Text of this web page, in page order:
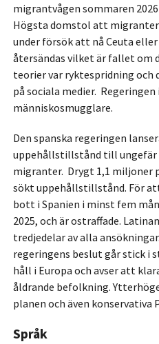
migrantvågen sommaren
Högsta domstol att
under försök att nå Ceuta
återsändas vilket är fallet om
teorier var ryktespridning
på sociala medier.
människosmugglare.
Den spanska regeringen
uppehållstillstånd till ungefär
migranter. Drygt 1,1 miljoner
sökt uppehållstillstånd. För
bott i Spanien i minst fem
2025, och är ostraffade.
tredjedelar av alla
regeringens beslut går stick i
håll i Europa och avser att
åldrande befolkning.
planen och även konservativa
Språk